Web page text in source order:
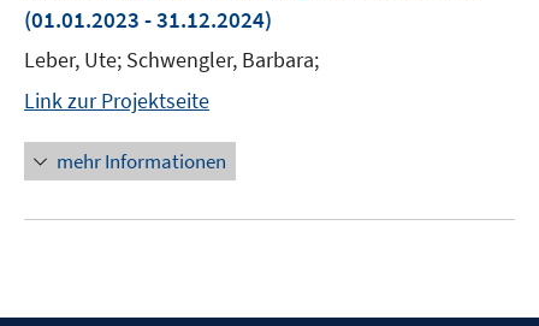
(01.01.2023 - 31.12.2024)
Leber, Ute; Schwengler, Barbara;
Link zur Projektseite
mehr Informationen